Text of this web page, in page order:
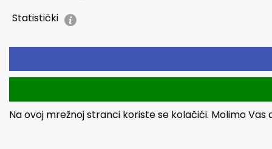
Statistički
Na ovoj mrežnoj stranci koriste se kolačići. Molimo